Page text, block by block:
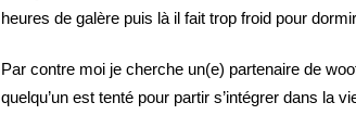
heures de galère puis là il fait trop froid pour
Par contre moi je cherche un(e) partenaire de
quelqu’un est tenté pour partir s’intégrer dans la